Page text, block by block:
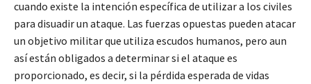
cuando existe la intención específica de utilizar a los civiles
para disuadir un ataque. Las fuerzas opuestas pueden atacar
un objetivo militar que utiliza escudos humanos, pero aun
así están obligados a determinar si el ataque es
proporcionado, es decir, si la pérdida esperada de vidas